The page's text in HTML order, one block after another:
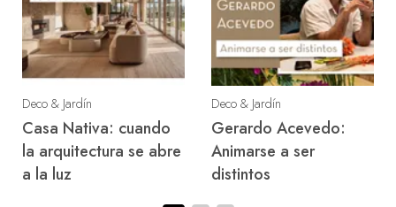
Deco & Jardín
Casa Nativa: cuando
la arquitectura se abre
a la luz
Deco & Jardín
Gerardo Acevedo:
Animarse a ser
distintos